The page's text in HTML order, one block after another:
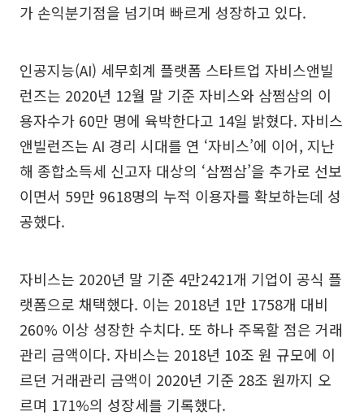
가 손익분기점을 넘기며 빠르게 성장하고 있다.
인공지능(AI) 세무회계 플랫폼 스타트업 자비스앤빌
런즈는 2020년 12월 말 기준 자비스와 삼쩜삼의 이
용자수가 60만 명에 육박한다고 14일 밝혔다. 자비스
앤빌런즈는 AI 경리 시대를 연 ‘자비스’에 이어, 지난
해 종합소득세 신고자 대상의 ‘삼쩜삼’을 추가로 선보
이면서 59만 9618명의 누적 이용자를 확보하는데 성
공했다.
자비스는 2020년 말 기준 4만2421개 기업이 공식 플
랫폼으로 채택했다. 이는 2018년 1만 1758개 대비
260% 이상 성장한 수치다. 또 하나 주목할 점은 거래
관리 금액이다. 자비스는 2018년 10조 원 규모에 이
르던 거래관리 금액이 2020년 기준 28조 원까지 오
르며 171%의 성장세를 기록했다.